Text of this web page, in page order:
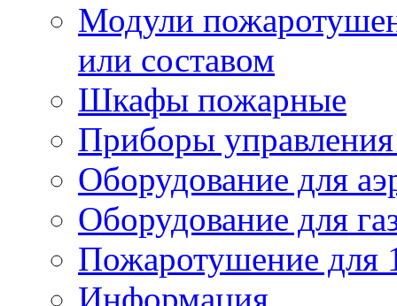
Модули
или составом
Шкафы пожарные
Приборы
Оборудование для
Оборудование для
Пожаротушение для